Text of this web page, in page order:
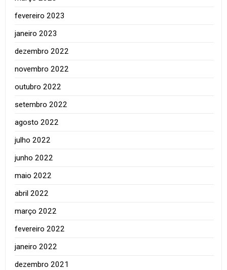
fevereiro 2023
janeiro 2023
dezembro 2022
novembro 2022
outubro 2022
setembro 2022
agosto 2022
julho 2022
junho 2022
maio 2022
abril 2022
março 2022
fevereiro 2022
janeiro 2022
dezembro 2021